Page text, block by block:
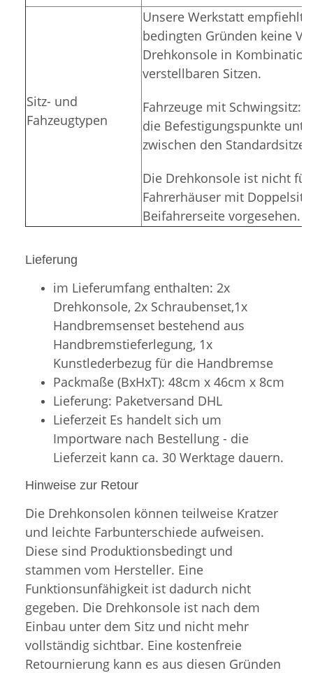
Sitz- und
Fahzeugtypen
Unsere Werkstatt empfiehlt
bedingten Gründen keine
Drehkonsole in
verstellbaren Sitzen.
Fahrzeuge mit Schwingsitz:
die Befestigungspunkte
zwischen den
Die Drehkonsole ist nicht
Fahrerhäuser mit
Beifahrerseite vorgesehen.
Lieferung
im Lieferumfang enthalten: 2x
Drehkonsole, 2x Schraubenset,1x
Handbremsenset bestehend aus
Handbremstieferlegung, 1x
Kunstlederbezug für die Handbremse
Packmaße (BxHxT): 48cm x 46cm x 8cm
Lieferung: Paketversand DHL
Lieferzeit Es handelt sich um
Importware nach Bestellung - die
Lieferzeit kann ca. 30 Werktage dauern.
Hinweise zur Retour
Die Drehkonsolen können teilweise Kratzer
und leichte Farbunterschiede aufweisen.
Diese sind Produktionsbedingt und
stammen vom Hersteller. Eine
Funktionsunfähigkeit ist dadurch nicht
gegeben. Die Drehkonsole ist nach dem
Einbau unter dem Sitz und nicht mehr
vollständig sichtbar. Eine kostenfreie
Retournierung kann es aus diesen Gründen